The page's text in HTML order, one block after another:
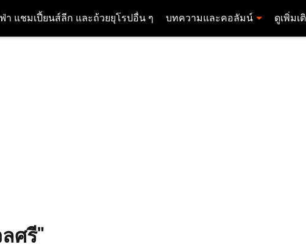
า แชมเปี้ยนส์ลีก และถ้วยยุโรปอื่น ๆ บทความและคอลัมน์ ดูเพิ่มเ
ศรี"